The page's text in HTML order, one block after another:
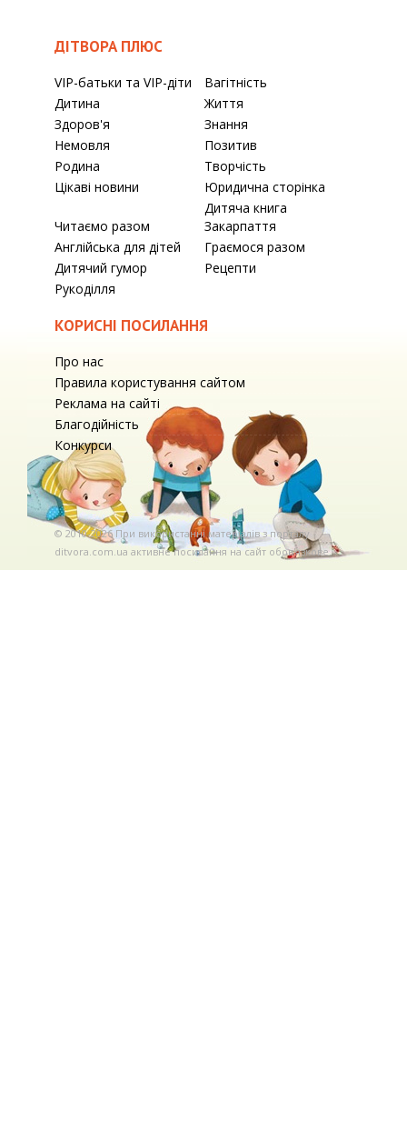
ДІТВОРА ПЛЮС
VIP-батьки та VIP-діти
Вагітність
Дитина
Життя
Здоров'я
Знання
Немовля
Позитив
Родина
Творчість
Цікаві новини
Юридична сторінка
Читаємо разом
Дитяча книга
Закарпаття
Англійська для дітей
Граємося разом
Дитячий гумор
Рецепти
Рукоділля
КОРИСНІ ПОСИЛАННЯ
Про нас
Правила користування сайтом
Реклама на сайті
Благодійність
Конкурси
© 2010-2026 При використаннi матерiалiв з порталу
ditvora.com.ua активне посилання на сайт обов'язкове. .